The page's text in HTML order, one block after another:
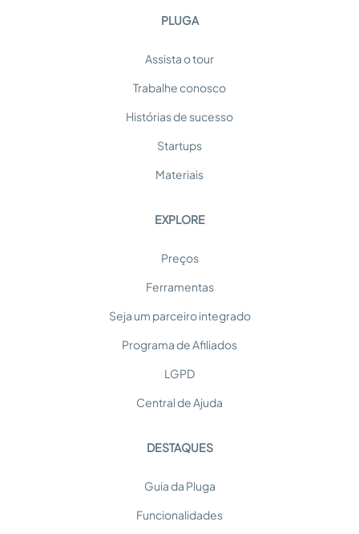
PLUGA
Assista o tour
Trabalhe conosco
Histórias de sucesso
Startups
Materiais
EXPLORE
Preços
Ferramentas
Seja um parceiro integrado
Programa de Afiliados
LGPD
Central de Ajuda
DESTAQUES
Guia da Pluga
Funcionalidades